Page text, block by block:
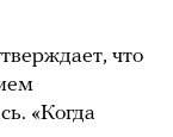
что
«Когда